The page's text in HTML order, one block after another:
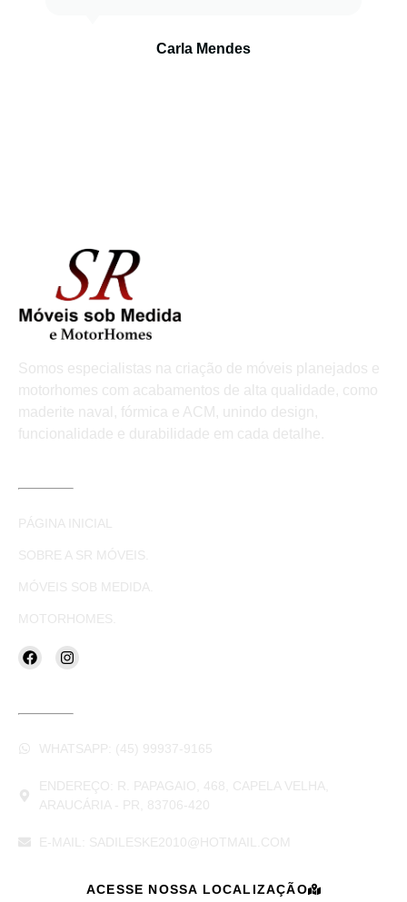
Carla Mendes
Somos especialistas na criação de móveis planejados e
motorhomes com acabamentos de alta qualidade, como
maderite naval, fórmica e ACM, unindo design,
funcionalidade e durabilidade em cada detalhe.
PÁGINA INICIAL
SOBRE A SR MÓVEIS.
MÓVEIS SOB MEDIDA.
MOTORHOMES.
WHATSAPP: (45) 99937-9165
ENDEREÇO: R. PAPAGAIO, 468, CAPELA VELHA,
ARAUCÁRIA - PR, 83706-420
E-MAIL: SADILESKE2010@HOTMAIL.COM
ACESSE NOSSA LOCALIZAÇÃO